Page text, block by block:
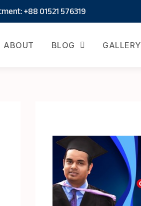
+88 01521 576319
ABOUT BLOG GALLERY